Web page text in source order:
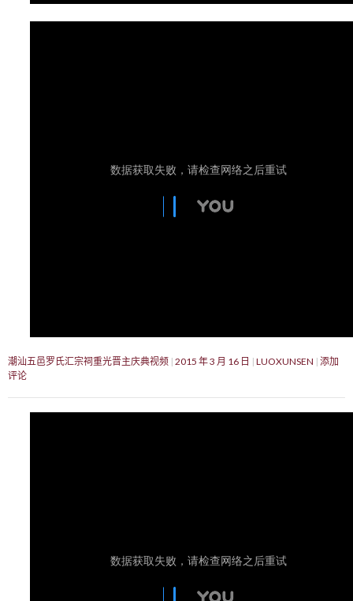
潮汕五邑罗氏汇宗祠重光晋主庆典视频 2015 年 3 月 16 日 LUOXUNSEN 添加
评论